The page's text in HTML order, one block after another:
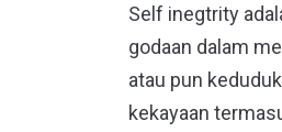
Self inegtrity
godaan dalam
atau pun
kekayaan